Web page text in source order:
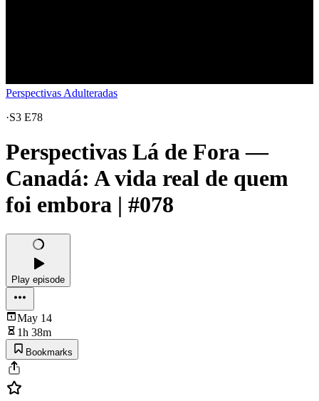
Perspectivas Adulteradas
·S3 E78
Perspectivas Lá de Fora —
Canadá: A vida real de quem
foi embora | #078
Play episode
May 14
1h 38m
Bookmarks